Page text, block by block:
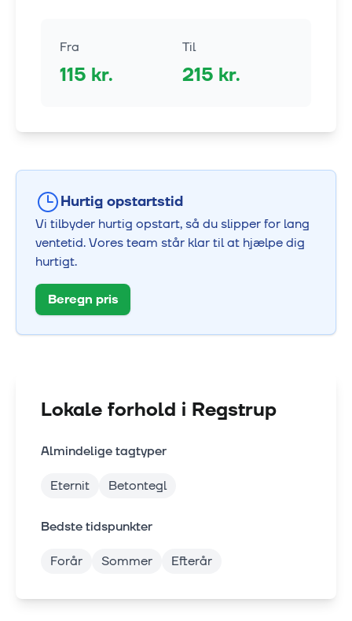
Fra
115 kr.
Til
215 kr.
Hurtig opstartstid
Vi tilbyder hurtig opstart, så du slipper for lang
ventetid. Vores team står klar til at hjælpe dig
hurtigt.
Beregn pris
Lokale forhold i Regstrup
Almindelige tagtyper
Eternit
Betontegl
Bedste tidspunkter
Forår
Sommer Efterår